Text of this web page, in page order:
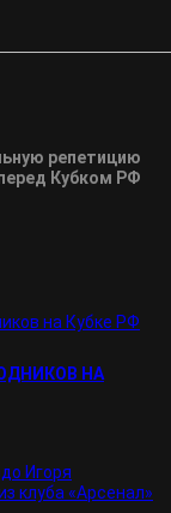
репетицию
Кубком РФ
НА